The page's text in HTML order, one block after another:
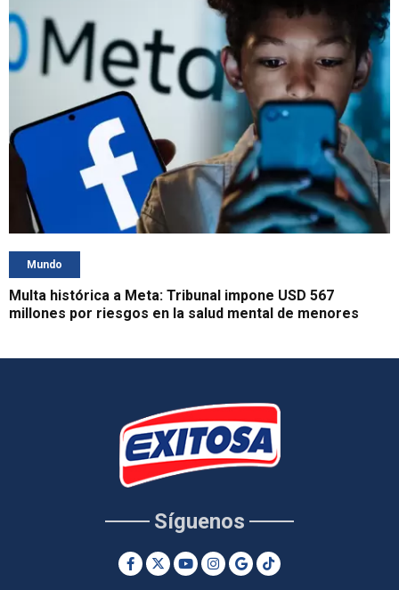
Mundo
Multa histórica a Meta: Tribunal impone USD 567
millones por riesgos en la salud mental de menores
Síguenos